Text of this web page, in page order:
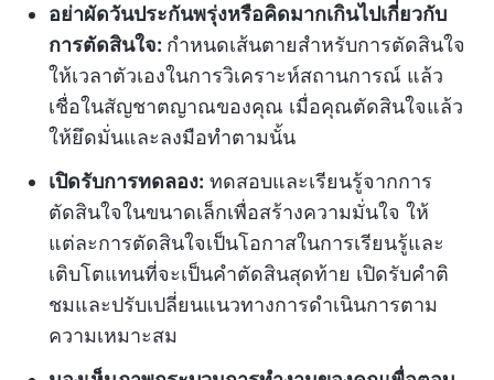
อย่าผัดวันประกันพรุ่งหรือคิดมากเกินไปเกี่ยวกับ
การตัดสินใจ: กำหนดเส้นตายสำหรับการตัดสินใจ
ให้เวลาตัวเองในการวิเคราะห์สถานการณ์ แล้ว
เชื่อในสัญชาตญาณของคุณ เมื่อคุณตัดสินใจแล้ว
ให้ยึดมั่นและลงมือทำตามนั้น
เปิดรับการทดลอง: ทดสอบและเรียนรู้จากการ
ตัดสินใจในขนาดเล็กเพื่อสร้างความมั่นใจ ให้
แต่ละการตัดสินใจเป็นโอกาสในการเรียนรู้และ
เติบโตแทนที่จะเป็นคำตัดสินสุดท้าย เปิดรับคำติ
ชมและปรับเปลี่ยนแนวทางการดำเนินการตาม
ความเหมาะสม